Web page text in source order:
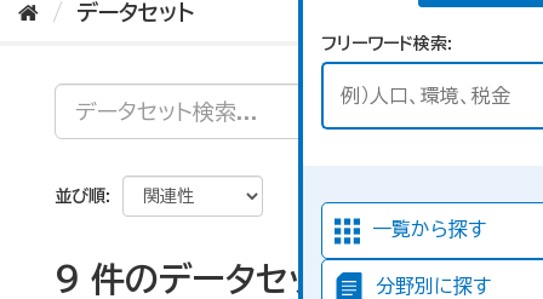
フリーワード検索
一覧から探す
分野別に探す
データセット
並び順
9 件のデータセットが見つか